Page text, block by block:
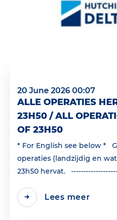
20 June 2026 00:07
ALLE OPERATIES
23H50 / ALL
OF 23H50
* For English see below *
operaties (landzijdig en
23h50 hervat.
Lees meer